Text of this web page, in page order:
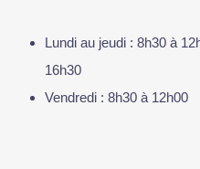
Lundi au jeudi : 8h30 à
16h30
Vendredi : 8h30 à 12h00